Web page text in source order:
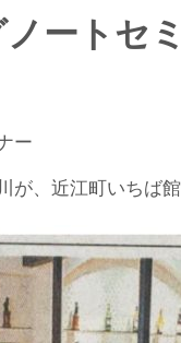
ノートセ
ー
が、近江町いちば